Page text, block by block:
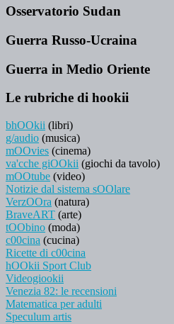
Osservatorio Sudan
Guerra Russo-Ucraina
Guerra in Medio Oriente
Le rubriche di hookii
bhOOkii (libri)
g/audio (musica)
mOOvies (cinema)
va'cche giOOkii (giochi da tavolo)
mOOtube (video)
Notizie dal sistema sOOlare
VerzOOra (natura)
BraveART (arte)
tOObino (moda)
c00cina (cucina)
Ricette di c00cina
hOOkii Sport Club
Videogiookii
Venezia 82: le recensioni
Matematica per adulti
Speculum artis